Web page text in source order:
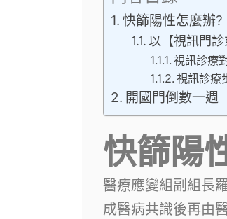
快篩陽性怎麼辦?
以【視訊門
視訊診療
視訊診療
開國門倒數一週
快篩陽
醫療應變組副組長
成醫病共識後再由